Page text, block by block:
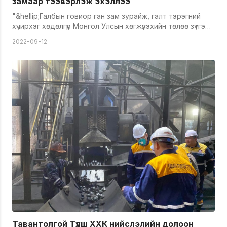
"&hellip;Галбын говиор ган зам зурайж, галт тэрэгний
хүчирхэг хөдөлгүүр Монгол Улсын хөгжүүлэхийн төлөө зүтгэж
анхны хүнд даацын төмөр замын нээлтэд оролцсон
төмөр замыг хөгжлийн зам гэдгийг онцолсон билээ. Энэ
үйл явдалтай шил даран Тавантолгой түлш ХХК
сайжруулсан шахмал түлшнийхээ түүхий эдийг төмөр
замаар тээвэрлэж эхэллээ. "Энержи ресурс" ХХК
нийгмийн хариуцлагын хүрээнд угааж баяжуулсан эрчим
хүчний нүүрсээ нийслэлчүүдэд үнэ төлбөргүй өгч буй.
Тавантолгой түлш ХХК-ийн хамт олон угааж баяжуулсан
нүүрсийг Тавантолгой төмөр замын гаалийн талбайд
овоолго үүсгэж, тэндээсээ төмөр замаар тээвэрлэх
ажлыг өнгөрсөн амралтын өдрүүдэд эхлүүллээ.
Тавантолгойгоос нүүрс ачсан галт тэрэг 460 гаруй км
замыг туулж Улаанбаатарыг чиглэсэн төмөр замтай
нийлнэ. Ингэхдээ Тавантолгой төмөр зам-Монголын
төмөр зам-Улаанбаатар төмөр зам гэсэн гурван
байгууллагын эзэмшилд буй ган замаар дамжиж 7-8
хоногийн дараа Улаанбаатар хотод хүрнэ. Анхны тээвэр
2022-09-12
Тавантолгой Түлш ХХК нийслэлийн долоон